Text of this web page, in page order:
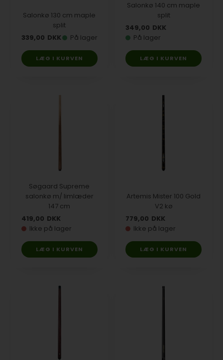
Salonkø 130 cm maple
split
339,00 DKK På lager
Salonkø 140 cm maple
split
349,00 DKK
På lager
Søgaard Supreme
salonkø m/ limlæder
147 cm
419,00 DKK
Ikke på lager
Artemis Mister 100 Gold
V2 kø
779,00 DKK
Ikke på lager